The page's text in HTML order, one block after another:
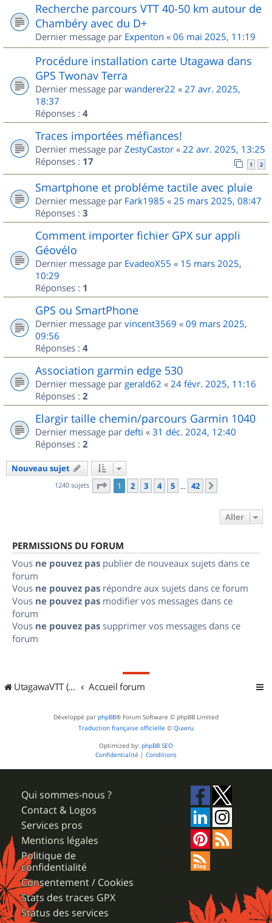
Recherche parcours VTT 40-50 km autour de
Chambéry avec du D+
Dernier message par Expenton « 06 mai 2025, 11:19
Procédure installation carte Utagawa dans
GPS Twonav Terra
Dernier message par wanderer22 « 27 avr. 2025,
18:37
Réponses : 4
Traces importées méfiances!
Dernier message par ZestyCastor « 22 avr. 2025, 13:25
Réponses : 17 1 2
Smartphone et probléme tactile avec pluie
Dernier message par Fark1985 « 25 mars 2025, 08:47
Réponses : 3
Comment importer fichier GPX sur appli
Géovélo
Dernier message par EvadeoX55 « 15 mars 2025,
10:29
Réponses : 1
GPS ou SmartPhone
Dernier message par vincent3569 « 09 mars 2025,
09:56
Réponses : 4
Association garmin edge 530
Dernier message par gerald62 « 24 févr. 2025, 11:16
Réponses : 2
Elargir taille chemin/parcours Garmin 1040
Dernier message par defti « 31 déc. 2024, 12:40
Réponses : 2
Nouveau sujet
1240 sujets Page 1sur
1 2 3 4 5 … 42
Aller
PERMISSIONS DU FORUM
Vous ne pouvez pas publier de nouveaux sujets dans ce
forum
Vous ne pouvez pas répondre aux sujets dans ce forum
Vous ne pouvez pas modifier vos messages dans ce
forum
Vous ne pouvez pas supprimer vos messages dans ce
forum
UtagawaVTT (Randos VTT et VTTAE avec traces GPS) Accueil forum
Développé par phpBB® Forum Software © phpBB Limited
Traduction française officielle © Qiaeru
Optimized by: phpBB SEO
Confidentialité | Conditions
Qui sommes-nous ?
Contact & Logos
Services pros
Mentions légales
Politique de
confidentialité
Consentement / Cookies
Stats des traces GPX
Status des services